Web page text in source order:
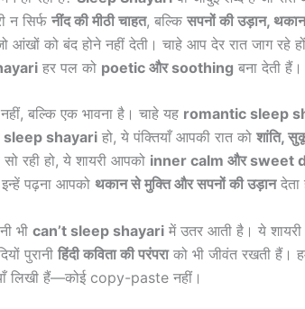
न सिर्फ नींद की मीठी चाहत, बल्कि सपनों की उड़ान,
आंखों को बंद होने नहीं देती। चाहे आप देर रात जाग रहे
हर पल को poetic और soothing बना देती हैं।
नहीं, बल्कि एक भावना है। चाहे यह romantic sleep
sleep shayari हो, ये पंक्तियाँ आपकी रात को शांति,
रही हो, ये शायरी आपको inner calm और sweet
पढ़ना आपको थकान से मुक्ति और सपनों की उड़ानदेता
भी can’t sleep shayari में उतर आती है। ये शायरी
पुरानी हिंदी कविता की परंपराको भी जीवंत रखती हैं।
लिखी हैं—कोई copy-paste नहीं।